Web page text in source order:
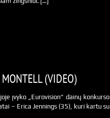
(VIDEO)
įvyko „Eurovision“ dainų konkurso
– Erica Jennings (35), kuri kartu su